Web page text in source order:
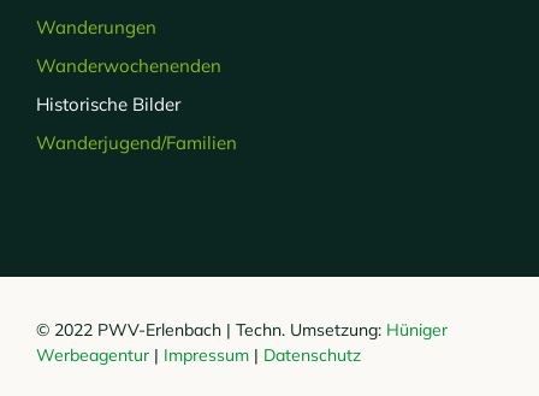
Wanderungen
Wanderwochenenden
Historische Bilder
Wanderjugend/Familien
© 2022 PWV-Erlenbach | Techn. Umsetzung: Hüniger
Werbeagentur| Impressum| Datenschutz